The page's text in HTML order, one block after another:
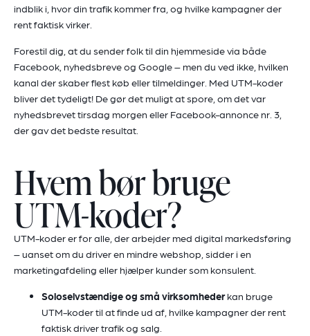
indblik i, hvor din trafik kommer fra, og hvilke kampagner der
rent faktisk virker.
Forestil dig, at du sender folk til din hjemmeside via både
Facebook, nyhedsbreve og Google – men du ved ikke, hvilken
kanal der skaber flest køb eller tilmeldinger. Med UTM-koder
bliver det tydeligt! De gør det muligt at spore, om det var
nyhedsbrevet tirsdag morgen eller Facebook-annonce nr. 3,
der gav det bedste resultat.
Hvem bør bruge
UTM-koder?
UTM-koder er for alle, der arbejder med digital markedsføring
– uanset om du driver en mindre webshop, sidder i en
marketingafdeling eller hjælper kunder som konsulent.
Soloselvstændige og små virksomhederkan bruge
UTM-koder til at finde ud af, hvilke kampagner der rent
faktisk driver trafik og salg.